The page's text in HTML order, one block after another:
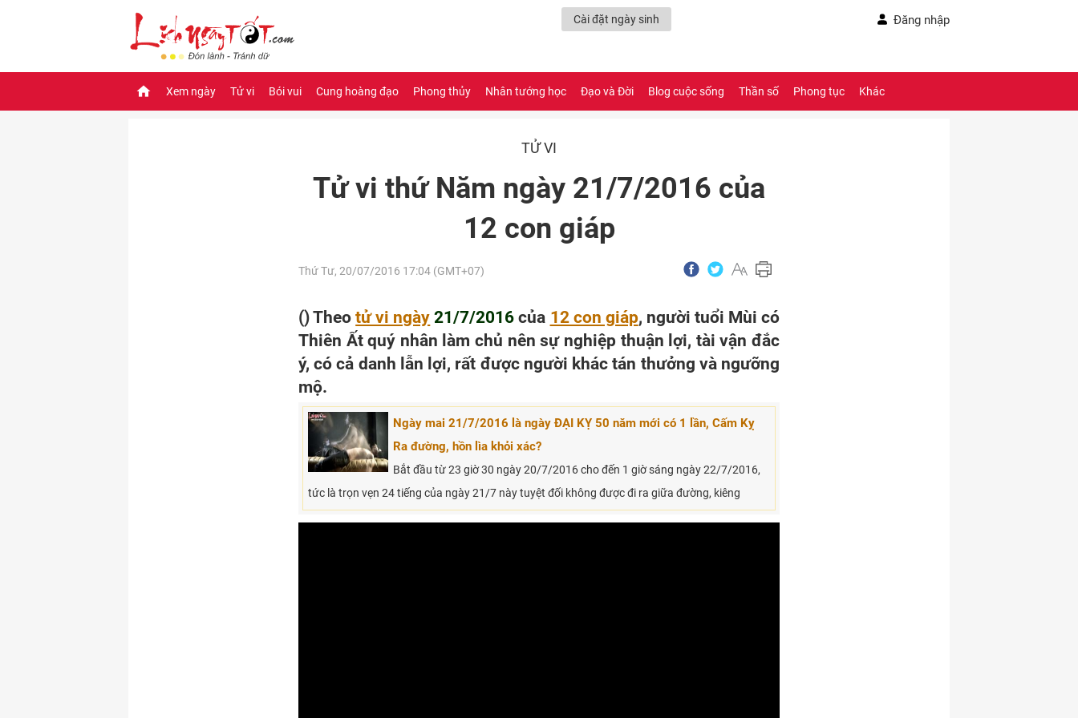
Cài đặt ngày sinh Đăng nhập
Xem ngày Tử vi Bói vui Cung hoàng đạo Phong thủy Nhân tướng học Đạo và Đời Blog cuộc sống Thần số Phong tục Khác
TỬ VI
Tử vi thứ Năm ngày 21/7/2016 của
12 con giáp
Thứ Tư, 20/07/2016 17:04 (GMT+07)
() Theotử vi ngày 21/7/2016 của 12 con giáp, người tuổi Mùi có
Thiên Ất quý nhân làm chủ nên sự nghiệp thuận lợi, tài vận đắc
ý, có cả danh lẫn lợi, rất được người khác tán thưởng và ngưỡng
mộ.
Ngày mai 21/7/2016 là ngày ĐẠI KỴ 50 năm mới có 1 lần, Cấm Kỵ
Ra đường, hồn lìa khỏi xác?
Bắt đầu từ 23 giờ 30 ngày 20/7/2016 cho đến 1 giờ sáng ngày 22/7/2016,
tức là trọn vẹn 24 tiếng của ngày 21/7 này tuyệt đối không được đi ra giữa đường, kiêng